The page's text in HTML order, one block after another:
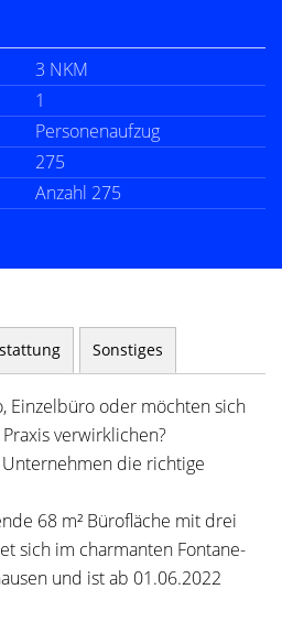
3 NKM
1
Personenaufzug
275
Anzahl 275
Sonstiges
Einzelbüro oder möchten sich
verwirklichen?
die richtige
68 m² Bürofläche mit drei
sich im charmanten Fontane-
und ist ab 01.06.2022